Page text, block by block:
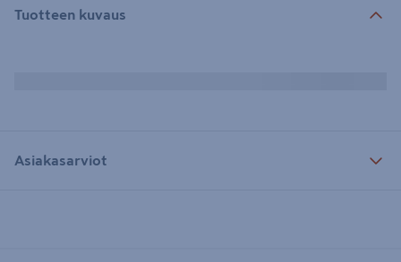
Tuotteen kuvaus
Asiakasarviot